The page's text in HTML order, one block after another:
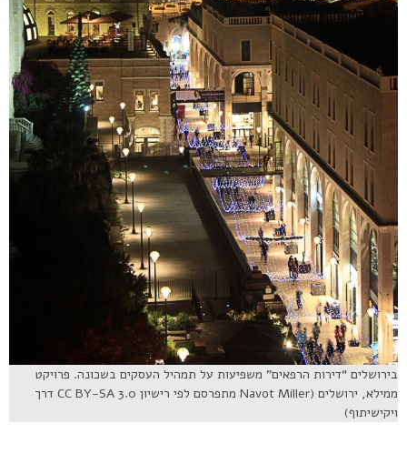
בירושלים “דירות הרפאים” משפיעות על תמהיל העסקים בשכונה. פרויקט
ממילא, ירושלים (Navot Miller מתפרסם לפי רישיון CC BY-SA 3.0 דרך
ויקישיתוף)